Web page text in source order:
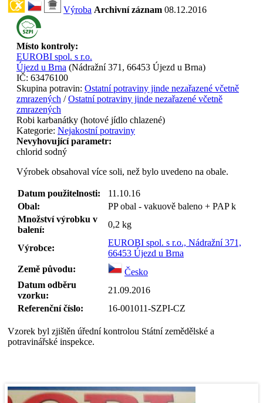
Výroba Archivní záznam 08.12.2016
Místo kontroly:
EUROBI spol. s r.o.
Újezd u Brna (Nádražní 371, 66453 Újezd u Brna)
IČ: 63476100
Skupina potravin: Ostatní potraviny jinde nezařazené včetně
zmrazených /Ostatní potraviny jinde nezařazené včetně
zmrazených
Robi karbanátky (hotové jídlo chlazené)
Kategorie: Nejakostní potraviny
Nevyhovující parametr:
chlorid sodný
Výrobek obsahoval více soli, než bylo uvedeno na obale.
Datum použitelnosti:
11.10.16
Obal:
PP obal - vakuově baleno + PAP k
Množství výrobku v
balení:
0,2 kg
Výrobce:
EUROBI spol. s r.o., Nádražní 371,
66453 Újezd u Brna
Země původu:
Česko
Datum odběru
vzorku:
21.09.2016
Referenční číslo:
16-001011-SZPI-CZ
Vzorek byl zjištěn úřední kontrolou Státní zemědělské a
potravinářské inspekce.